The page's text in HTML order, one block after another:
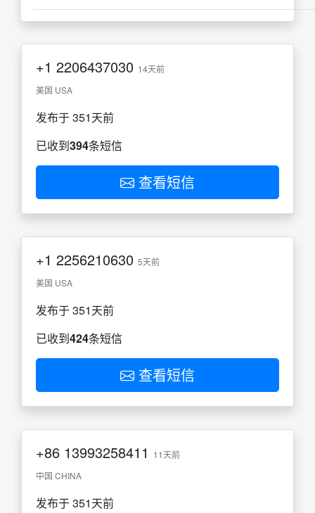
+1 2206437030 14天前
美国 USA
发布于 351天前
已收到394条短信
查看短信
+1 2256210630 5天前
美国 USA
发布于 351天前
已收到424条短信
查看短信
+86 13993258411
11天前
中国 CHINA
发布于 351天前